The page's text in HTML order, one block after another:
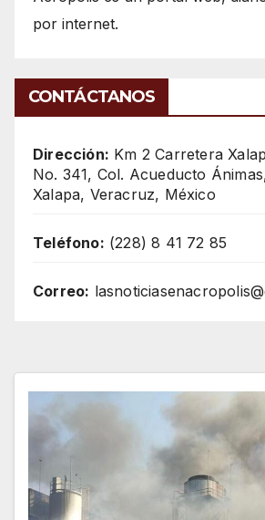
por internet.
CONTÁCTANOS
Dirección: Km 2 Carretera
No. 341, Col. Acueducto
Xalapa, Veracruz, México
Teléfono: (228) 8 41 72 85
Correo: